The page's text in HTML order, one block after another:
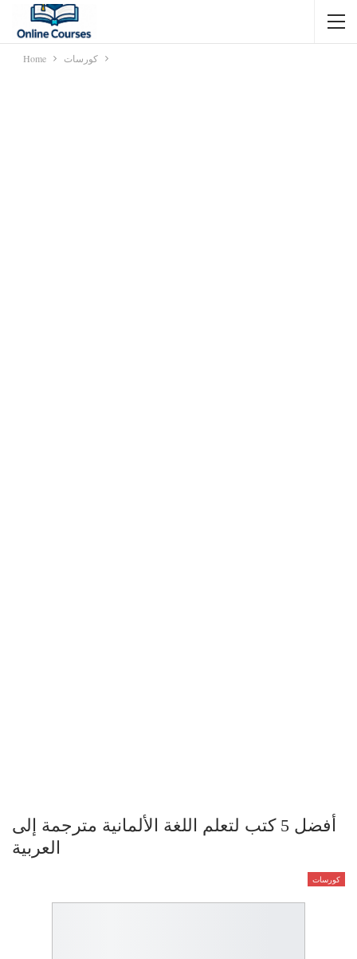
Home كورسات
أفضل 5 كتب لتعلم اللغة الألمانية مترجمة إلى
العربية
كورسات